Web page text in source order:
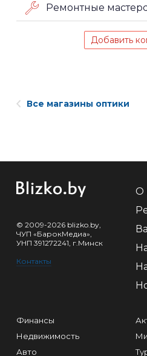
Ремонтные
Добавить
Все магазины оптики
© 2009-2026 blizko.by,
ЧУП «БарокМедиа»,
УНП 391272241, г.Минск
Контакты
О
Финансы
Недвижимость
Авто